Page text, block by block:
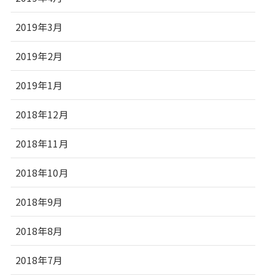
2019年3月
2019年2月
2019年1月
2018年12月
2018年11月
2018年10月
2018年9月
2018年8月
2018年7月